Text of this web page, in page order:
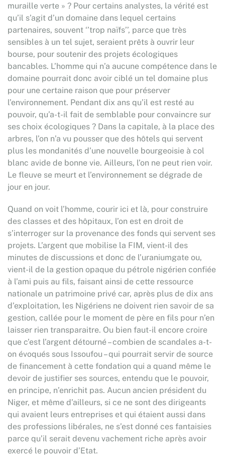
muraille verte » ? Pour certains analystes, la vérité est
qu’il s’agit d’un domaine dans lequel certains
partenaires, souvent ‘’trop naïfs’’, parce que très
sensibles à un tel sujet, seraient prêts à ouvrir leur
bourse, pour soutenir des projets écologiques
bancables. L’homme qui n’a aucune compétence dans le
domaine pourrait donc avoir ciblé un tel domaine plus
pour une certaine raison que pour préserver
l’environnement. Pendant dix ans qu’il est resté au
pouvoir, qu’a-t-il fait de semblable pour convaincre sur
ses choix écologiques ? Dans la capitale, à la place des
arbres, l’on n’a vu pousser que des hôtels qui servent
plus les mondanités d’une nouvelle bourgeoisie à col
blanc avide de bonne vie. Ailleurs, l’on ne peut rien voir.
Le fleuve se meurt et l’environnement se dégrade de
jour en jour.
Quand on voit l’homme, courir ici et là, pour construire
des classes et des hôpitaux, l’on est en droit de
s’interroger sur la provenance des fonds qui servent ses
projets. L’argent que mobilise la FIM, vient-il des
minutes de discussions et donc de l’uraniumgate ou,
vient-il de la gestion opaque du pétrole nigérien confiée
à l’ami puis au fils, faisant ainsi de cette ressource
nationale un patrimoine privé car, après plus de dix ans
d’exploitation, les Nigériens ne doivent rien savoir de sa
gestion, callée pour le moment de père en fils pour n’en
laisser rien transparaitre. Ou bien faut-il encore croire
que c’est l’argent détourné – combien de scandales a-t-
on évoqués sous Issoufou – qui pourrait servir de source
de financement à cette fondation qui a quand même le
devoir de justifier ses sources, entendu que le pouvoir,
en principe, n’enrichit pas. Aucun ancien président du
Niger, et même d’ailleurs, si ce ne sont des dirigeants
qui avaient leurs entreprises et qui étaient aussi dans
des professions libérales, ne s’est donné ces fantaisies
parce qu’il serait devenu vachement riche après avoir
exercé le pouvoir d’Etat.